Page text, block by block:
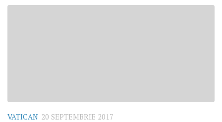
VATICAN 20 SEPTEMBRIE 2017